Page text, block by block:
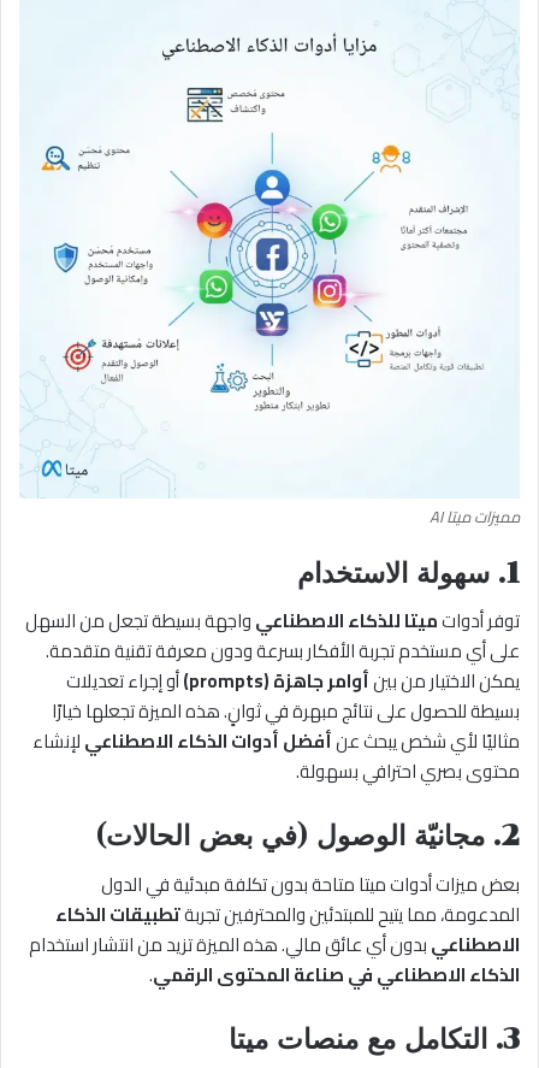
مميزات ميتا AI
1. سهولة الاستخدام
توفر أدواتميتا للذكاء الاصطناعيواجهة بسيطة تجعل من السهل
على أي مستخدم تجربة الأفكار بسرعة ودون معرفة تقنية متقدمة.
يمكن الاختيار من بينأوامر جاهزة (prompts)
أو إجراء تعديلات
بسيطة للحصول على نتائج مبهرة في ثوانٍ. هذه الميزة تجعلها خيارًا
مثاليًا لأي شخص يبحث عنأفضل أدوات الذكاء الاصطناعيلإنشاء
محتوى بصري احترافي بسهولة.
2. مجانيّة الوصول (في بعض الحالات)
بعض ميزات أدوات ميتا متاحة بدون تكلفة مبدئية في الدول
المدعومة، مما يتيح للمبتدئين والمحترفين تجربةتطبيقات الذكاء
الاصطناعيبدون أي عائق مالي. هذه الميزة تزيد من انتشار استخدام
الذكاء الاصطناعي في صناعة المحتوى الرقمي.
3. التكامل مع منصات ميتا